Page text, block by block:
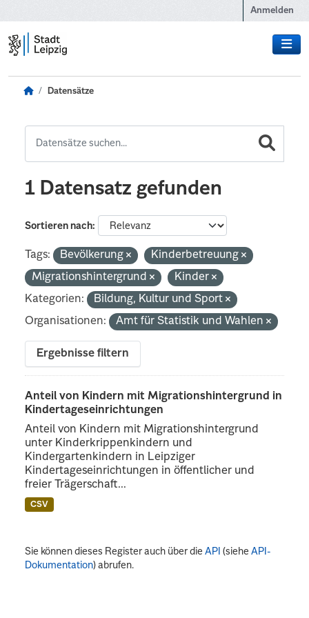
Anmelden
Datensätze
1 Datensatz gefunden
Sortieren nach
Tags: Bevölkerung
Kinderbetreuung
Migrationshintergrund
Kinder
Kategorien:
Bildung, Kultur und Sport
Organisationen:
Amt für Statistik und Wahlen
Ergebnisse filtern
Anteil von Kindern mit Migrationshintergrund in
Kindertageseinrichtungen
Anteil von Kindern mit Migrationshintergrund
unter Kinderkrippenkindern und
Kindergartenkindern in Leipziger
Kindertageseinrichtungen in öffentlicher und
freier Trägerschaft...
CSV
Sie können dieses Register auch über dieAPI (sieheAPI-
Dokumentation) abrufen.